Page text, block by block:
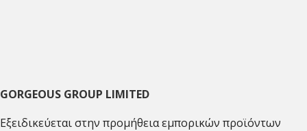
GORGEOUS GROUP LIMITED
Εξειδικεύεται στην προμήθεια εμπορικών προϊόντων